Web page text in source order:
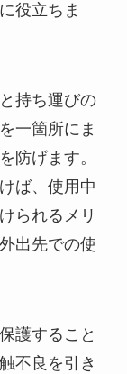
役立ちま
持ち運びの
一箇所にま
防げます。
ば、使用中
られるメリ
出先での使
護すること
不良を引き